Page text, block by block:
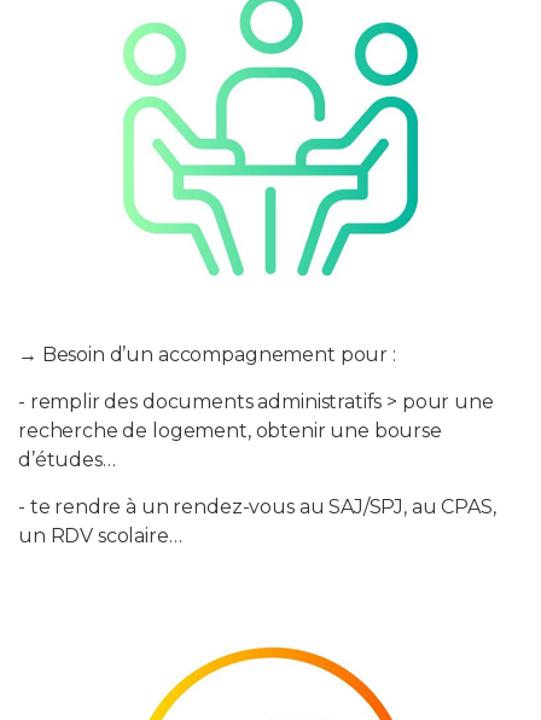
→ Besoin d’un accompagnement pour :
- remplir des documents administratifs > pour une
recherche de logement, obtenir une bourse
d’études…
- te rendre à un rendez-vous au SAJ/SPJ, au CPAS,
un RDV scolaire…